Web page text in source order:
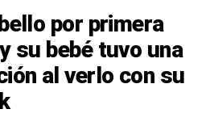
por primera
su bebé tuvo una
al verlo con su